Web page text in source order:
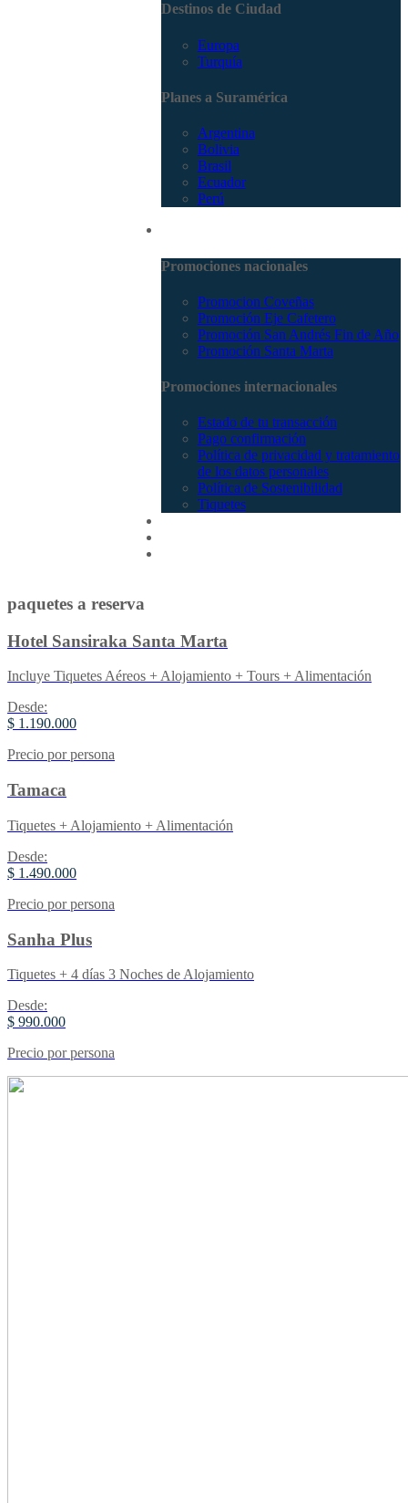
Destinos de Ciudad
Europa
Turquía
Planes a Suramérica
Argentina
Bolivia
Brasil
Ecuador
Perú
Promociones nacionales
Promocion Coveñas
Promoción Eje Cafetero
Promoción San Andrés Fin de Año
Promoción Santa Marta
Promociones internacionales
Estado de tu transacción
Pago confirmación
Política de privacidad y tratamiento
de los datos personales
Política de Sostenibilidad
Tiquetes
paquetes a reserva
Hotel Sansiraka Santa Marta
Incluye Tiquetes Aéreos + Alojamiento + Tours + Alimentación
Desde:
$ 1.190.000
Precio por persona
Tamaca
Tiquetes + Alojamiento + Alimentación
Desde:
$ 1.490.000
Precio por persona
Sanha Plus
Tiquetes + 4 días 3 Noches de Alojamiento
Desde:
$ 990.000
Precio por persona